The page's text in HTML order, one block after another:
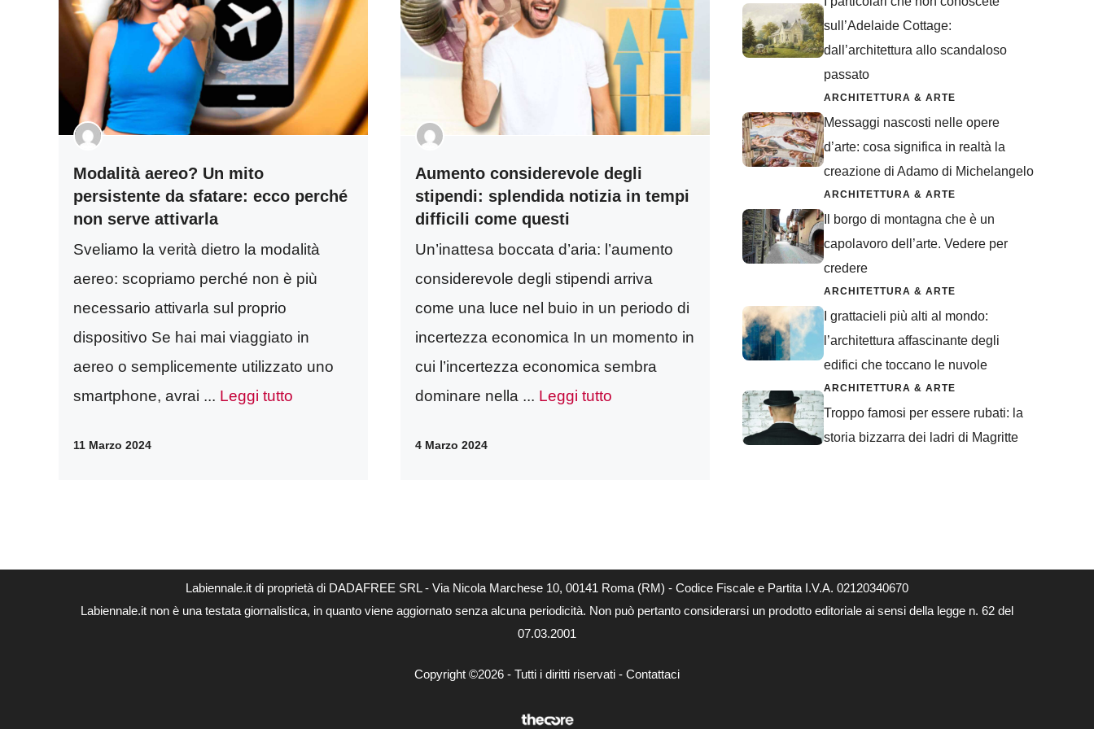
Modalità aereo? Un mito
persistente da sfatare: ecco perché
non serve attivarla
Sveliamo la verità dietro la modalità
aereo: scopriamo perché non è più
necessario attivarla sul proprio
dispositivo Se hai mai viaggiato in
aereo o semplicemente utilizzato uno
smartphone, avrai ... Leggi tutto
11 Marzo 2024
Aumento considerevole degli
stipendi: splendida notizia in tempi
difficili come questi
Un’inattesa boccata d’aria: l’aumento
considerevole degli stipendi arriva
come una luce nel buio in un periodo di
incertezza economica In un momento in
cui l’incertezza economica sembra
dominare nella ... Leggi tutto
4 Marzo 2024
sull’Adelaide Cottage:
dall’architettura allo scandaloso
passato
ARCHITETTURA & ARTE
Messaggi nascosti nelle opere
d’arte: cosa significa in realtà la
creazione di Adamo di Michelangelo
ARCHITETTURA & ARTE
Il borgo di montagna che è un
capolavoro dell’arte. Vedere per
credere
ARCHITETTURA & ARTE
I grattacieli più alti al mondo:
l’architettura affascinante degli
edifici che toccano le nuvole
ARCHITETTURA & ARTE
Troppo famosi per essere rubati: la
storia bizzarra dei ladri di Magritte
Labiennale.it di proprietà di DADAFREE SRL - Via Nicola Marchese 10, 00141 Roma (RM) - Codice Fiscale e Partita I.V.A. 02120340670
Labiennale.it non è una testata giornalistica, in quanto viene aggiornato senza alcuna periodicità. Non può pertanto considerarsi un prodotto editoriale ai sensi della legge n. 62 del
07.03.2001
Copyright ©2026 - Tutti i diritti riservati - Contattaci